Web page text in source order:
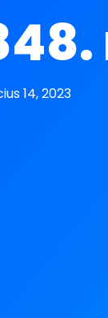
14, 2023